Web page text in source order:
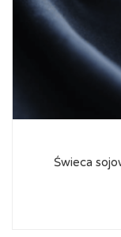
Świeca